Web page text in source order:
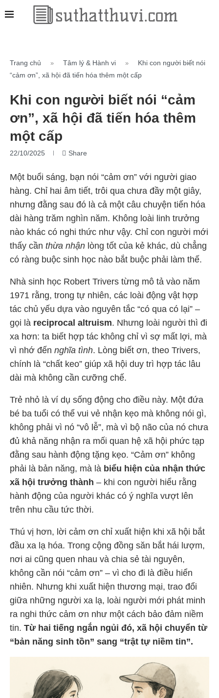
Trang chủ » Tâm lý & Hành vi »
Khi con người biết nói
“cảm ơn”, xã hội đã tiến hóa thêm một cấp
Khi con người biết nói “cảm
ơn”, xã hội đã tiến hóa thêm
một cấp
22/10/2025 Share
Một buổi sáng, bạn nói “cảm ơn” với người giao
hàng. Chỉ hai âm tiết, trôi qua chưa đầy một giây,
nhưng đằng sau đó là cả một câu chuyện tiến hóa
dài hàng trăm nghìn năm. Không loài linh trưởng
nào khác có nghi thức như vậy. Chỉ con người mới
thấy cần thừa nhận lòng tốt của kẻ khác, dù chẳng
có ràng buộc sinh học nào bắt buộc phải làm thế.
Nhà sinh học Robert Trivers từng mô tả vào năm
1971 rằng, trong tự nhiên, các loài động vật hợp
tác chủ yếu dựa vào nguyên tắc “có qua có lại” –
gọi là reciprocal altruism. Nhưng loài người thì đi
xa hơn: ta biết hợp tác không chỉ vì sợ mất lợi, mà
vì nhớ đến nghĩa tình. Lòng biết ơn, theo Trivers,
chính là “chất keo” giúp xã hội duy trì hợp tác lâu
dài mà không cần cưỡng chế.
Trẻ nhỏ là ví dụ sống động cho điều này. Một đứa
bé ba tuổi có thể vui vẻ nhận kẹo mà không nói gì,
không phải vì nó “vô lễ”, mà vì bộ não của nó chưa
đủ khả năng nhận ra mối quan hệ xã hội phức tạp
đằng sau hành động tặng kẹo. “Cảm ơn” không
phải là bản năng, mà là biểu hiện của nhận thức
xã hội trưởng thành – khi con người hiểu rằng
hành động của người khác có ý nghĩa vượt lên
trên nhu cầu tức thời.
Thú vị hơn, lời cảm ơn chỉ xuất hiện khi xã hội bắt
đầu xa lạ hóa. Trong cộng đồng săn bắt hái lượm,
nơi ai cũng quen nhau và chia sẻ tài nguyên,
không cần nói “cảm ơn” – vì cho đi là điều hiển
nhiên. Nhưng khi xuất hiện thương mại, trao đổi
giữa những người xa lạ, loài người mới phát minh
ra nghi thức cảm ơn như một cách bảo đảm niềm
tin. Từ hai tiếng ngắn ngủi đó, xã hội chuyển từ
“bản năng sinh tồn” sang “trật tự niềm tin”.